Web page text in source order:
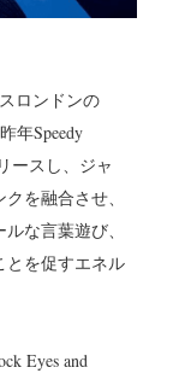
ロンドンの
年Speedy
ースし、ジャ
を融合させ、
な言葉遊び、
とを促すエネル
Eyes and